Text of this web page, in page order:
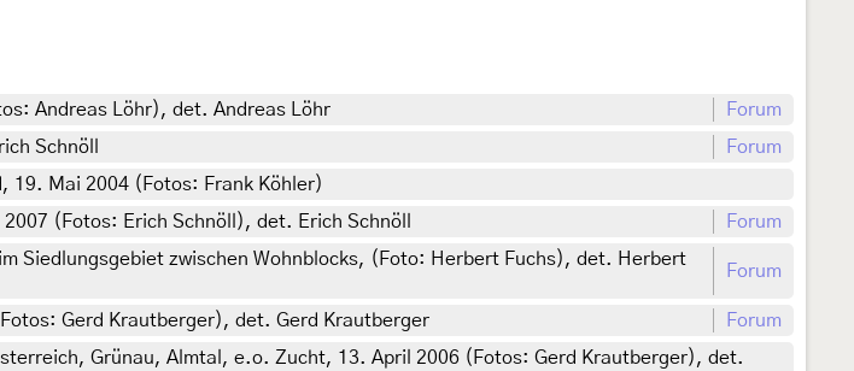
Andreas Löhr), det. Andreas Löhr
Forum
Schnöll
Forum
19. Mai 2004 (Fotos: Frank Köhler)
(Fotos: Erich Schnöll), det. Erich Schnöll
Forum
Siedlungsgebiet zwischen Wohnblocks, (Foto: Herbert Fuchs), det. Herbert
Forum
Gerd Krautberger), det. Gerd Krautberger
Forum
Grünau, Almtal, e.o. Zucht, 13. April 2006 (Fotos: Gerd Krautberger), det.